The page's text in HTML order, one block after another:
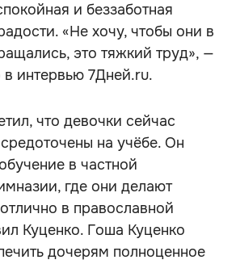
и беззаботная
«Не хочу, чтобы они в
это тяжкий труд», —
в интервью 7Дней.ru.
что девочки сейчас
на учёбе. Он
в частной
где они делают
в православной
Куценко. Гоша Куценко
дочерям полноценное